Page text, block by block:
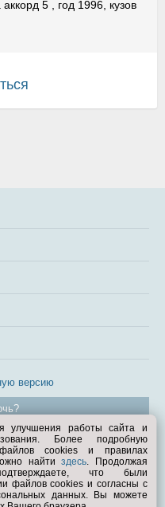
5 , год 1996, кузов
версию
улучшения работы сайта и
Более подробную
cookies и правилах
найтиздесь. Продолжая
что были
файлов cookies и согласны с
данных. Вы можете